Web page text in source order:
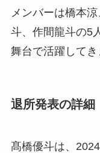
メンバーは橋本
斗、作間龍斗の5
舞台で活躍してき
退所発表の詳細
髙橋優斗は、